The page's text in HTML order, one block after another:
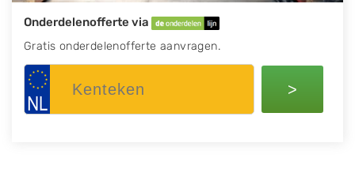
Onderdelenofferte via
Gratis onderdelenofferte aanvragen.
>